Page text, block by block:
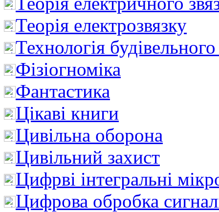
Теорія електрозвязку
Технологія
Фізіогноміка
Фантастика
Цікаві книги
Цивільна оборона
Цивільний захист
Цифрві інтегральні
Цифрова обробка